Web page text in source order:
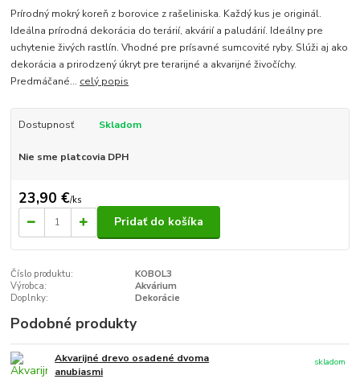
Prírodný mokrý koreň z borovice z rašeliniska. Každý kus je originál.
Ideálna prírodná dekorácia do terárií, akvárií a paludárií. Ideálny pre
uchytenie živých rastlín. Vhodné pre prísavné sumcovité ryby. Slúži aj ako
dekorácia a prirodzený úkryt pre terarijné a akvarijné živočíchy.
Predmáčané... celý popis
Dostupnosť Skladom
Nie sme platcovia DPH
23,90 €/ks
Pridať do košíka
Číslo produktu:
KOBOL3
Výrobca:
Akvárium
Doplnky:
Dekorácie
Podobné produkty
Akvarijné drevo osadené dvoma
anubiasmi
skladom